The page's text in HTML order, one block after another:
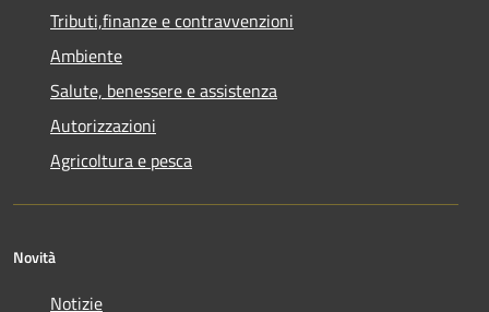
Tributi,finanze e contravvenzioni
Ambiente
Salute, benessere e assistenza
Autorizzazioni
Agricoltura e pesca
Novità
Notizie